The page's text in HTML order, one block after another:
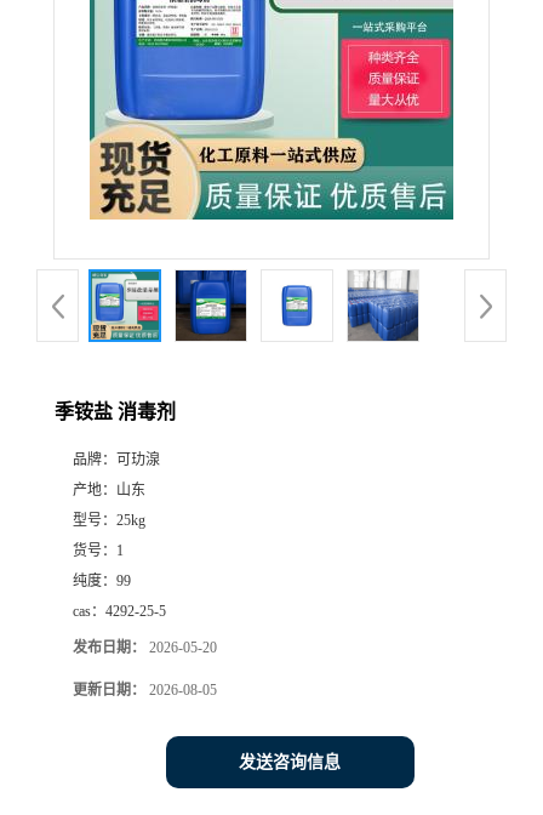
季铵盐 消毒剂
品牌：
可玏湶
产地： 山东
型号： 25kg
货号： 1
纯度： 99
cas： 4292-25-5
发布日期： 2026-05-20
更新日期： 2026-08-05
发送咨询信息